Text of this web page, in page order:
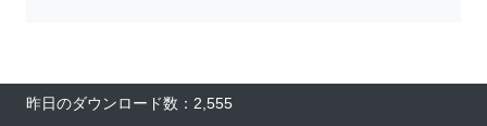
昨日のダウンロード数：2,555